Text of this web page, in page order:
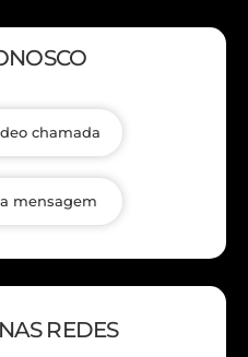
chamada
mensagem
REDES